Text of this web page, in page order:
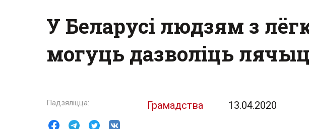
У Беларусі людзям з
могуць дазволіць
Грамадства 13.04.2020